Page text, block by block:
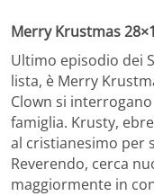
Merry Krustmas
Ultimo episodio dei
lista, è Merry
Clown si
famiglia. Krusty,
al cristianesimo per
Reverendo, cerca
maggiormente in